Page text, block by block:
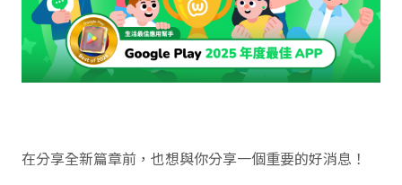
在分享全新篇章前，也想與你分享一個重要的好消息！